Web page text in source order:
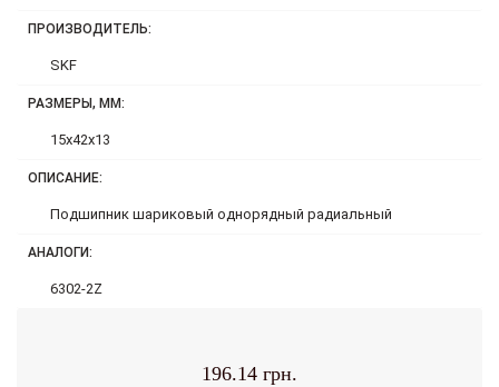
ПРОИЗВОДИТЕЛЬ:
SKF
РАЗМЕРЫ, ММ:
15x42x13
ОПИСАНИЕ:
Подшипник шариковый однорядный радиальный
АНАЛОГИ:
6302-2Z
196.14 грн.